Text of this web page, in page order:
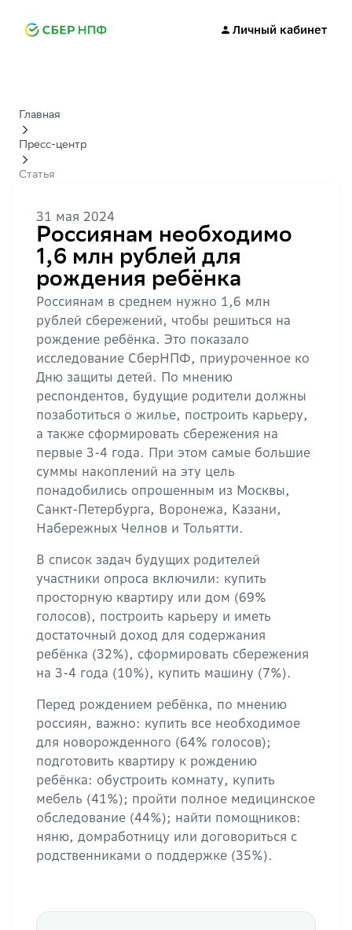
Личный кабинет
Главная
Пресс-центр
Статья
31 мая 2024
Россиянам необходимо
1,6 млн рублей для
рождения ребёнка
Россиянам в среднем нужно 1,6 млн
рублей сбережений, чтобы решиться на
рождение ребёнка. Это показало
исследование СберНПФ, приуроченное ко
Дню защиты детей. По мнению
респондентов, будущие родители должны
позаботиться о жилье, построить карьеру,
а также сформировать сбережения на
первые 3-4 года. При этом самые большие
суммы накоплений на эту цель
понадобились опрошенным из Москвы,
Санкт-Петербурга, Воронежа, Казани,
Набережных Челнов и Тольятти.
В список задач будущих родителей
участники опроса включили: купить
просторную квартиру или дом (69%
голосов), построить карьеру и иметь
достаточный доход для содержания
ребёнка (32%), сформировать сбережения
на 3-4 года (10%), купить машину (7%).
Перед рождением ребёнка, по мнению
россиян, важно: купить все необходимое
для новорожденного (64% голосов);
подготовить квартиру к рождению
ребёнка: обустроить комнату, купить
мебель (41%); пройти полное медицинское
обследование (44%); найти помощников:
няню, домработницу или договориться с
родственниками о поддержке (35%).